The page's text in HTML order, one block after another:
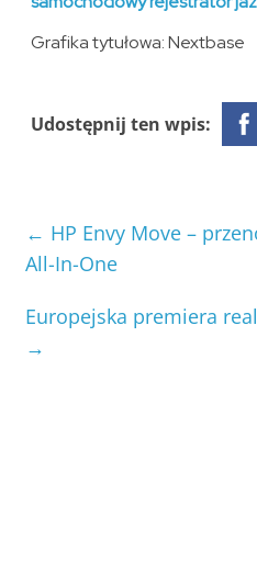
Grafika tytułowa: Nextbase
Udostępnij ten wpis:
← HP Envy Move –
All-In-One
Europejska premiera
→